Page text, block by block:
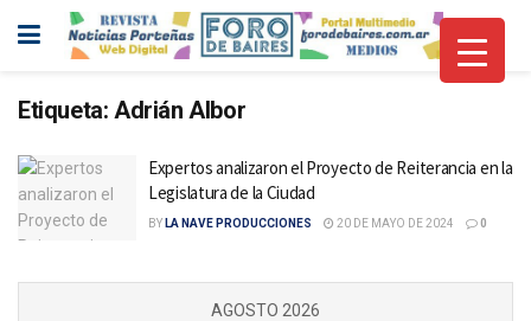
Etiqueta: Adrián Albor
Expertos analizaron el Proyecto de Reiterancia en la
Legislatura de la Ciudad
BY LA NAVE PRODUCCIONES 20 DE MAYO DE 2024 0
AGOSTO 2026